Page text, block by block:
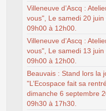
Villeneuve d’Ascq :
vous", Le samedi 20 juin
09h00 à 12h00.
Villeneuve d’Ascq :
vous", Le samedi 13 juin
09h00 à 12h00.
Beauvais : Stand lors la
"L’Ecospace fait sa
dimanche 6 septembre
09h30 à 17h30.